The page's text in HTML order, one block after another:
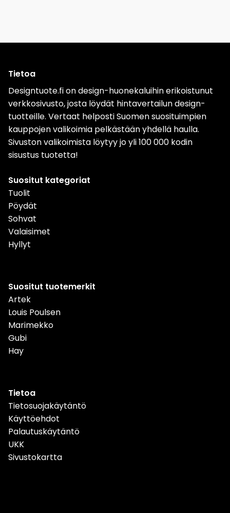
Tietoa
Designtuote.fi on design-huonekaluihin erikoistunut
verkkosivusto, josta löydät hintavertailun design-
tuotteille. Vertaat helposti Suomen suosituimpien
kauppojen valikoimia pelkästään yhdellä haulla.
Sivuston valikoimista löytyy jo yli 100 000 kodin
sisustus tuotetta!
Suositut kategoriat
Tuolit
Pöydät
Sohvat
Valaisimet
Hyllyt
Suositut tuotemerkit
Artek
Louis Poulsen
Marimekko
Gubi
Hay
Tietoa
Tietosuojakäytäntö
Käyttöehdot
Palautuskäytäntö
UKK
Sivustokartta